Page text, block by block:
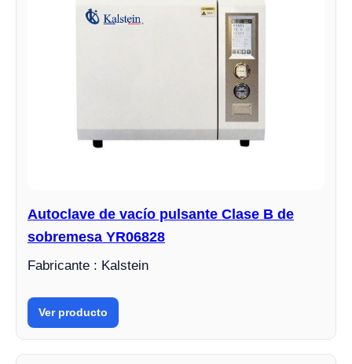
Autoclave de vacío pulsante Clase B de
sobremesa YR06828
Fabricante : Kalstein
Ver producto